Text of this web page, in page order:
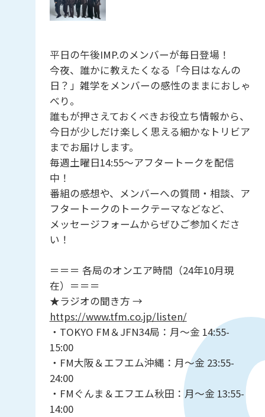
平日の午後IMP.のメンバーが毎日登場！
今夜、誰かに教えたくなる「今日はなんの
日？」雑学をメンバーの感性のままにおしゃ
べり。
誰もが押さえておくべきお役立ち情報から、
今日が少しだけ楽しく思える細かなトリビア
までお届けします。
毎週土曜日14:55～アフタートークを配信
中！
番組の感想や、メンバーへの質問・相談、ア
フタートークのトークテーマなどなど、
メッセージフォームからぜひご参加くださ
い！
＝＝＝ 各局のオンエア時間（24年10月現
在）＝＝＝
★ラジオの聞き方 →
https://www.tfm.co.jp/listen/
・TOKYO FM＆JFN34局：月～金 14:55-
15:00
・FM大阪＆エフエム沖縄：月～金 23:55-
24:00
・FMぐんま＆エフエム秋田：月～金 13:55-
14:00